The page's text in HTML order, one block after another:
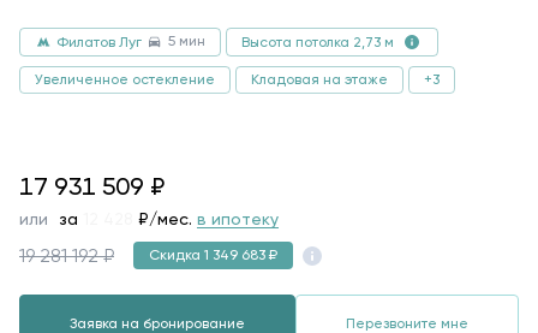
Филатов Луг 5 мин Высота потолка 2,73 м
Увеличенное остекление Кладовая на этаже +3
17931509
17 931 509 ₽
или за ₽/мес. в ипотеку
19 281 192 ₽ Скидка 1 349 683 ₽
Заявка на бронирование Перезвоните мне